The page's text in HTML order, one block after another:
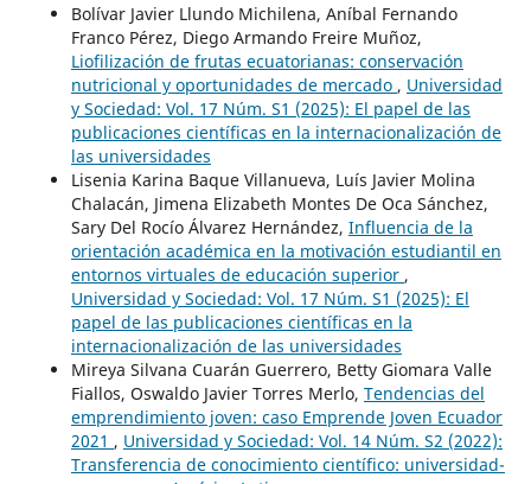
Bolívar Javier Llundo Michilena, Aníbal Fernando
Franco Pérez, Diego Armando Freire Muñoz,
Liofilización de frutas ecuatorianas: conservación
nutricional y oportunidades de mercado , Universidad
y Sociedad: Vol. 17 Núm. S1 (2025): El papel de las
publicaciones científicas en la internacionalización de
las universidades
Lisenia Karina Baque Villanueva, Luís Javier Molina
Chalacán, Jimena Elizabeth Montes De Oca Sánchez,
Sary Del Rocío Álvarez Hernández, Influencia de la
orientación académica en la motivación estudiantil en
entornos virtuales de educación superior ,
Universidad y Sociedad: Vol. 17 Núm. S1 (2025): El
papel de las publicaciones científicas en la
internacionalización de las universidades
Mireya Silvana Cuarán Guerrero, Betty Giomara Valle
Fiallos, Oswaldo Javier Torres Merlo, Tendencias del
emprendimiento joven: caso Emprende Joven Ecuador
2021 , Universidad y Sociedad: Vol. 14 Núm. S2 (2022):
Transferencia de conocimiento científico: universidad-